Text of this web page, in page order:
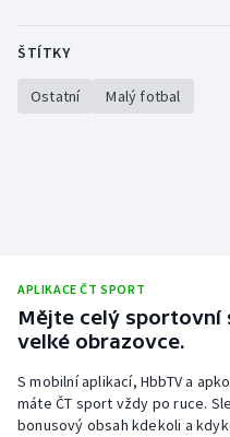
Krasobruslení
Lezení
Parasport
Plavání
ŠTÍTKY
Ostatní Malý fotbal
APLIKACE ČT SPORT
Mějte celý sportovní
velké obrazovce.
S mobilní aplikací, HbbTV a
máte ČT sport vždy po ruce.
bonusový obsah kdekoli a